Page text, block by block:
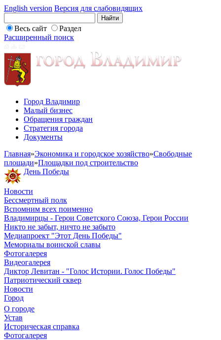
English version Версия для слабовидящих
Весь сайт
Раздел
Расширенный поиск
Город Владимир
Малый бизнес
Обращения граждан
Стратегия города
Документы
Главная»Экономика и городское хозяйство»Свободные
площади»Площадки под строительство
День Победы
Новости
Бессмертный полк
Вспомним всех поименно
Владимирцы - Герои Советского Союза, Герои России
Никто не забыт, ничто не забыто
Медиапроект "Этот День Победы"
Мемориалы воинской славы
Фотогалерея
Видеогалерея
Диктор Левитан - "Голос Истории. Голос Победы"
Патриотический сквер
Новости
Город
О городе
Устав
Историческая справка
Фотогалерея